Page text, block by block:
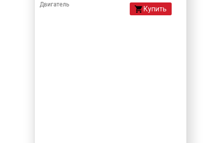
Двигатель
Купить